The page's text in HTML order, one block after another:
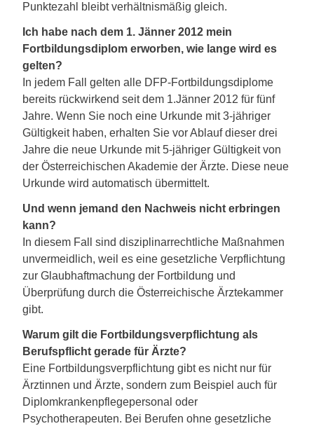
Punktezahl bleibt verhältnismäßig gleich.
Ich habe nach dem 1. Jänner 2012 mein
Fortbildungsdiplom erworben, wie lange wird es
gelten?
In jedem Fall gelten alle DFP-Fortbildungsdiplome
bereits rückwirkend seit dem 1.Jänner 2012 für fünf
Jahre. Wenn Sie noch eine Urkunde mit 3-jähriger
Gültigkeit haben, erhalten Sie vor Ablauf dieser drei
Jahre die neue Urkunde mit 5-jähriger Gültigkeit von
der Österreichischen Akademie der Ärzte. Diese neue
Urkunde wird automatisch übermittelt.
Und wenn jemand den Nachweis nicht erbringen
kann?
In diesem Fall sind disziplinarrechtliche Maßnahmen
unvermeidlich, weil es eine gesetzliche Verpflichtung
zur Glaubhaftmachung der Fortbildung und
Überprüfung durch die Österreichische Ärztekammer
gibt.
Warum gilt die Fortbildungsverpflichtung als
Berufspflicht gerade für Ärzte?
Eine Fortbildungsverpflichtung gibt es nicht nur für
Ärztinnen und Ärzte, sondern zum Beispiel auch für
Diplomkrankenpflegepersonal oder
Psychotherapeuten. Bei Berufen ohne gesetzliche